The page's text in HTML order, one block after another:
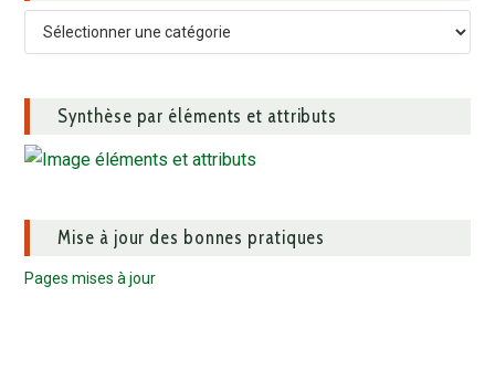
Synthèse par éléments et attributs
Mise à jour des bonnes pratiques
Pages mises à jour